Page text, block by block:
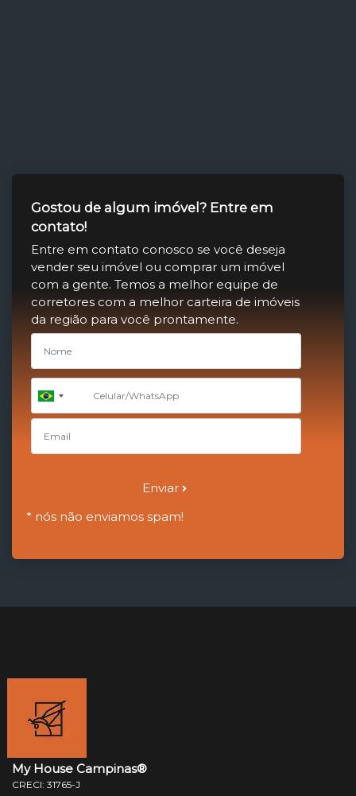
Gostou de algum imóvel? Entre em
contato!
Entre em contato conosco se você deseja
vender seu imóvel ou comprar um imóvel
com a gente. Temos a melhor equipe de
corretores com a melhor carteira de imóveis
da região para você prontamente.
Brazil
+55
Enviar
* nós não enviamos spam!
My House Campinas®
CRECI: 31765-J